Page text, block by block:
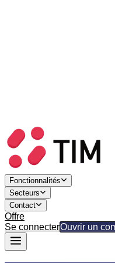
Fonctionnalités
Secteurs
Contact
Offre
Se connecterOuvrir un